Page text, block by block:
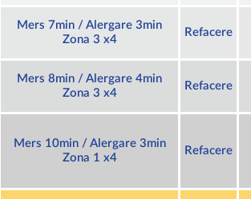
Mers 7min / Alergare 3min
Zona 3 x4
Refacere
Mers 8min / Alergare 4min
Zona 3 x4
Refacere
Mers 10min / Alergare 3min
Zona 1 x4
Refacere